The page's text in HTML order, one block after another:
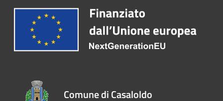
Comune di Casaloldo